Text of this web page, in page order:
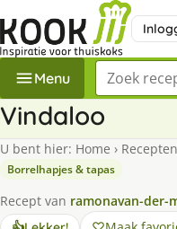
Menu Zoek een
Vindaloo
U bent hier: Home › Recepten
Borrelhapjes & tapas
Recept van ramonavan-der-